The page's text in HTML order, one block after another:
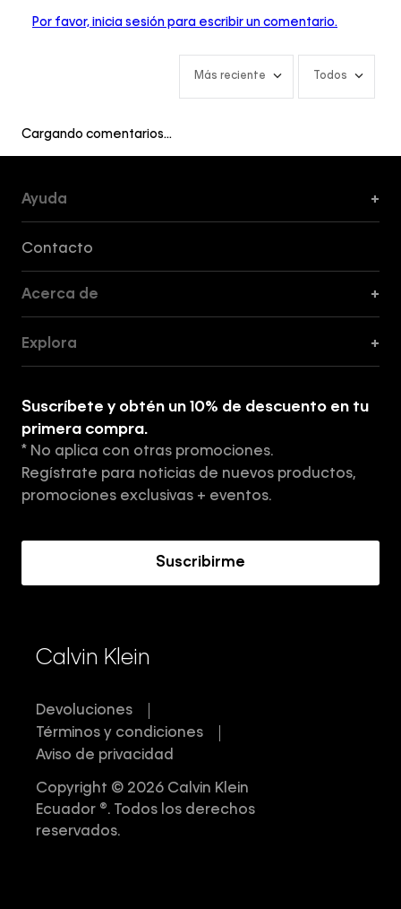
Por favor, inicia sesión para escribir un comentario.
Más reciente Todos
Cargando comentarios…
Ayuda +
Contacto
Acerca de +
Tiendas
Aviso de privacidad
Términos y Condiciones
Explora +
Suscríbete y obtén un 10% de descuento en tu
primera compra.
* No aplica con otras promociones.
Regístrate para noticias de nuevos productos,
promociones exclusivas + eventos.
Suscribirme
Calvin Klein
Devoluciones
Términos y condiciones
Aviso de privacidad
Copyright © 2026 Calvin Klein
Ecuador ®. Todos los derechos
reservados.